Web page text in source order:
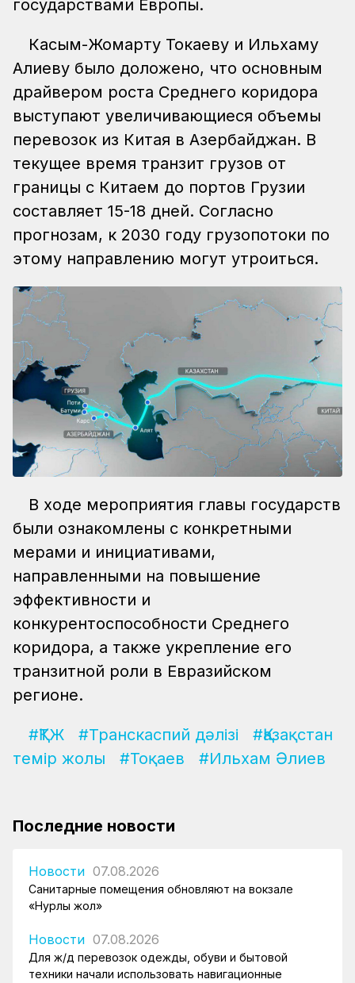
государствами Европы.
Касым-Жомарту Токаеву и Ильхаму
Алиеву было доложено, что основным
драйвером роста Среднего коридора
выступают увеличивающиеся объемы
перевозок из Китая в Азербайджан. В
текущее время транзит грузов от
границы с Китаем до портов Грузии
составляет 15-18 дней. Согласно
прогнозам, к 2030 году грузопотоки по
этому направлению могут утроиться.
В ходе мероприятия главы государств
были ознакомлены с конкретными
мерами и инициативами,
направленными на повышение
эффективности и
конкурентоспособности Среднего
коридора, а также укрепление его
транзитной роли в Евразийском
регионе.
#ҚТЖ #Транскаспий дәлізі
#Қазақстан
темір жолы
#Тоқаев #Ильхам Әлиев
Последние новости
Новости 07.08.2026
Санитарные помещения обновляют на вокзале
«Нурлы жол»
Новости 07.08.2026
Для ж/д перевозок одежды, обуви и бытовой
техники начали использовать навигационные